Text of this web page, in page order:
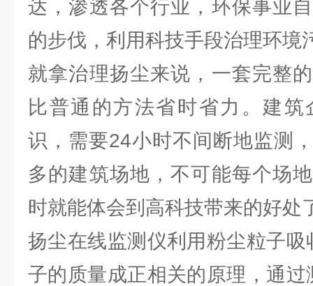
达，渗透各个行业，环保事业
的步伐，利用科技手段治理环境
就拿治理扬尘来说，一套完整
比普通的方法省时省力。建
识，需要24小时不间断地监测
多的建筑场地，不可能每个场
时就能体会到高科技带来的好处
扬尘在线监测仪利用粉尘粒子
子的质量成正相关的原理，通